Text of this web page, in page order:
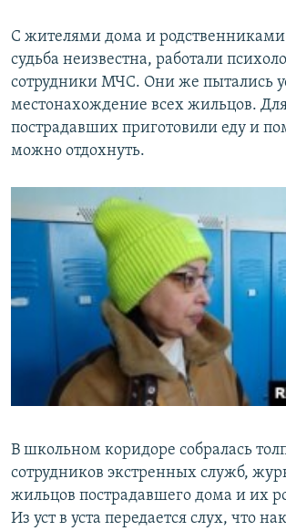
С жителями дома и родственниками
судьба неизвестна, работали
сотрудники МЧС. Они же пытались
местонахождение всех жильцов.
пострадавших приготовили еду и
можно отдохнуть.
В школьном коридоре собралась
сотрудников экстренных служб,
жильцов пострадавшего дома и их
Из уст в уста передается слух, что